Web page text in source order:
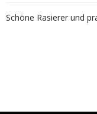
Schöne Rasierer und